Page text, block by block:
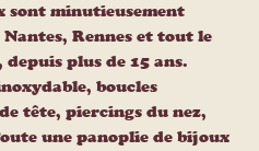
sont minutieusement
Rennes et tout le
plus de 15 ans.
boucles
tête, piercings du nez,
une panoplie de bijoux